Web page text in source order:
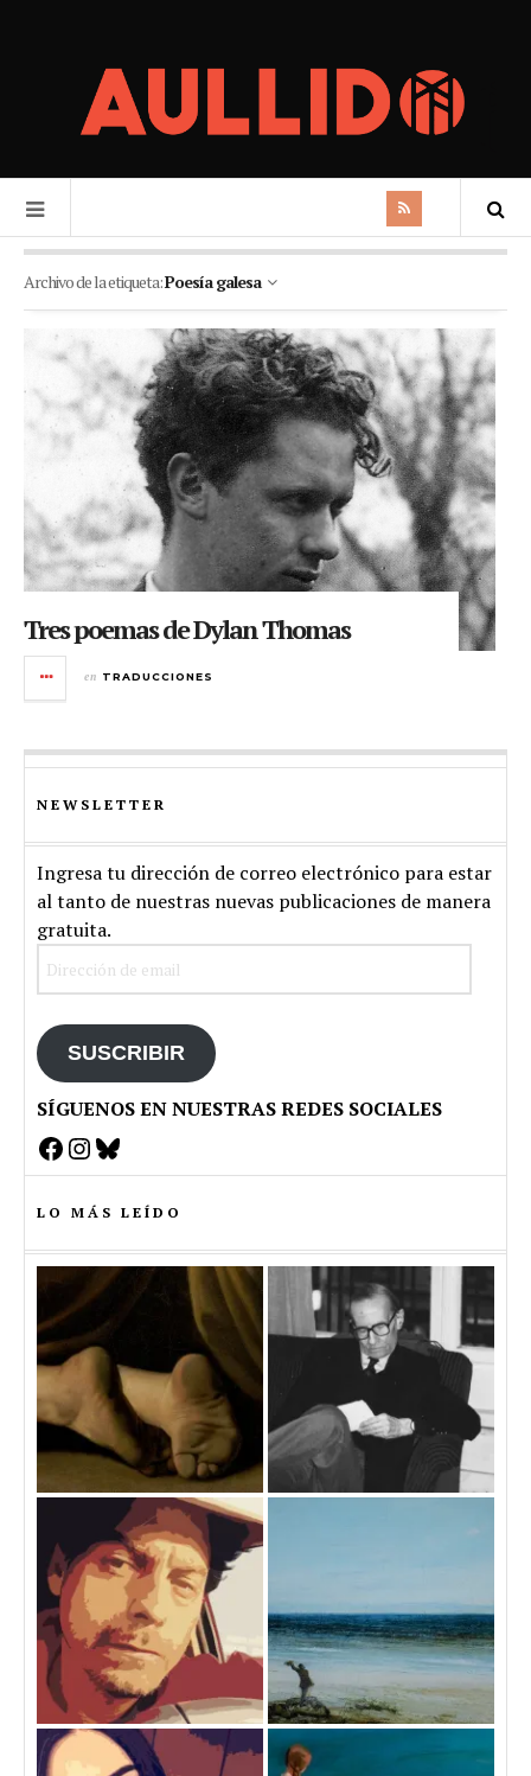
Archivo de la etiqueta:Poesía galesa
Tres poemas de Dylan Thomas
en TRADUCCIONES
NEWSLETTER
Ingresa tu dirección de correo electrónico para estar
al tanto de nuestras nuevas publicaciones de manera
gratuita.
SUSCRIBIR
SÍGUENOS EN NUESTRAS REDES SOCIALES
Facebook
Instagram
Bluesky
LO MÁS LEÍDO